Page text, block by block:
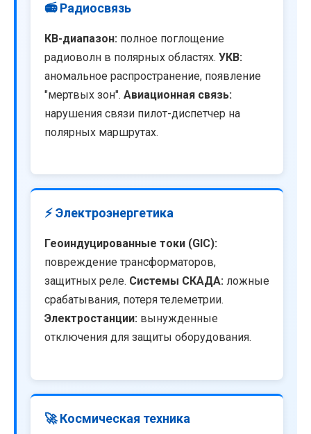
📻 Радиосвязь
КВ-диапазон: полное поглощение
радиоволн в полярных областях. УКВ:
аномальное распространение, появление
"мертвых зон". Авиационная связь:
нарушения связи пилот-диспетчер на
полярных маршрутах.
⚡ Электроэнергетика
Геоиндуцированные токи (GIC):
повреждение трансформаторов,
защитных реле. Системы СКАДА: ложные
срабатывания, потеря телеметрии.
Электростанции: вынужденные
отключения для защиты оборудования.
🚀 Космическая техника